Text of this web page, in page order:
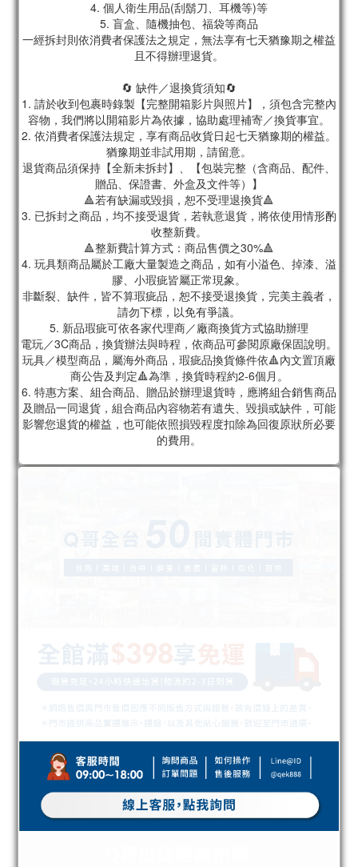
4. 個人衛生用品(刮鬍刀、耳機等)等
5. 盲盒、隨機抽包、福袋等商品
一經拆封則依消費者保護法之規定，無法享有七天猶豫期之權益
且不得辦理退貨。
🔄 缺件／退換貨須知🔄
1. 請於收到包裹時錄製【完整開箱影片與照片】，須包含完整內
容物，我們將以開箱影片為依據，協助處理補寄／換貨事宜。
2. 依消費者保護法規定，享有商品收貨日起七天猶豫期的權益。
猶豫期並非試用期，請留意。
退貨商品須保持【全新未拆封】、【包裝完整（含商品、配件、
贈品、保證書、外盒及文件等）】
🔺若有缺漏或毀損，恕不受理退換貨🔺
3. 已拆封之商品，均不接受退貨，若執意退貨，將依使用情形酌
收整新費。
🔺整新費計算方式：商品售價之30%🔺
4. 玩具類商品屬於工廠大量製造之商品，如有小溢色、掉漆、溢
膠、小瑕疵皆屬正常現象。
非斷裂、缺件，皆不算瑕疵品，恕不接受退換貨，完美主義者，
請勿下標，以免有爭議。
5. 新品瑕疵可依各家代理商／廠商換貨方式協助辦理
電玩／3C商品，換貨辦法與時程，依商品可參閱原廠保固說明。
玩具／模型商品，屬海外商品，瑕疵品換貨條件依🔺內文置頂廠
商公告及判定🔺為準，換貨時程約2-6個月。
6. 特惠方案、組合商品、贈品於辦理退貨時，應將組合銷售商品
及贈品一同退貨，組合商品內容物若有遺失、毀損或缺件，可能
影響您退貨的權益，也可能依照損毀程度扣除為回復原狀所必要
的費用。